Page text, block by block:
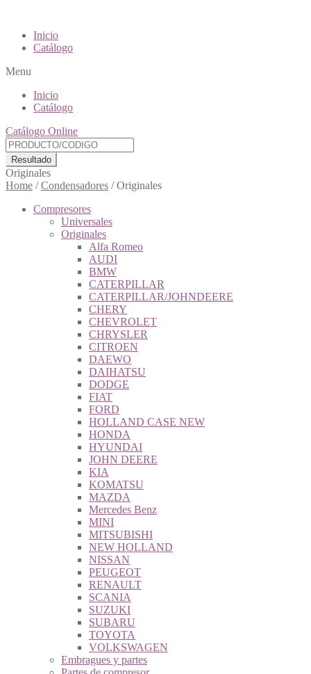
Inicio
Catálogo
Menu
Inicio
Catálogo
Catálogo Online
Resultado
Originales
Home /Condensadores /Originales
Compresores
Universales
Originales
Alfa Romeo
AUDI
BMW
CATERPILLAR
CATERPILLAR/JOHNDEERE
CHERY
CHEVROLET
CHRYSLER
CITROEN
DAEWO
DAIHATSU
DODGE
FIAT
FORD
HOLLAND CASE NEW
HONDA
HYUNDAI
JOHN DEERE
KIA
KOMATSU
MAZDA
Mercedes Benz
MINI
MITSUBISHI
NEW HOLLAND
NISSAN
PEUGEOT
RENAULT
SCANIA
SUZUKI
SUBARU
TOYOTA
VOLKSWAGEN
Embragues y partes